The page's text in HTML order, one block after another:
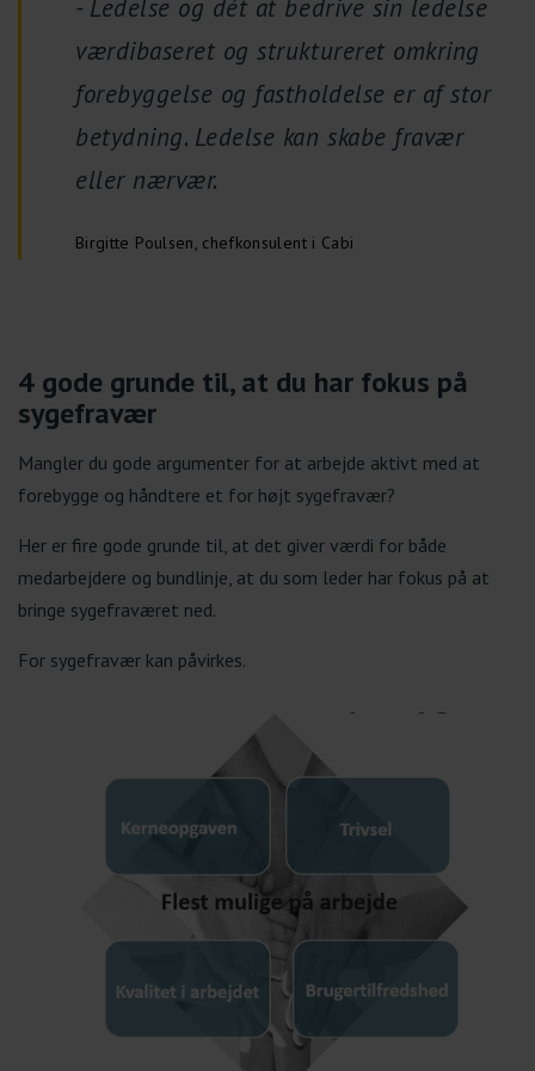
- Ledelse og dét at bedrive sin ledelse
værdibaseret og struktureret omkring
forebyggelse og fastholdelse er af stor
betydning. Ledelse kan skabe fravær
eller nærvær.
Birgitte Poulsen, chefkonsulent i Cabi
4 gode grunde til, at du har fokus på
sygefravær
Mangler du gode argumenter for at arbejde aktivt med at
forebygge og håndtere et for højt sygefravær?
Her er fire gode grunde til, at det giver værdi for både
medarbejdere og bundlinje, at du som leder har fokus på at
bringe sygefraværet ned.
For sygefravær kan påvirkes.